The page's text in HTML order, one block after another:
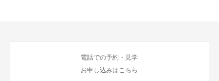
電話での予約・見学
お申し込みはこちら